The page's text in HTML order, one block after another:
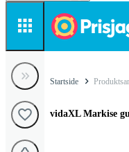
Startside
vidaXL Markise